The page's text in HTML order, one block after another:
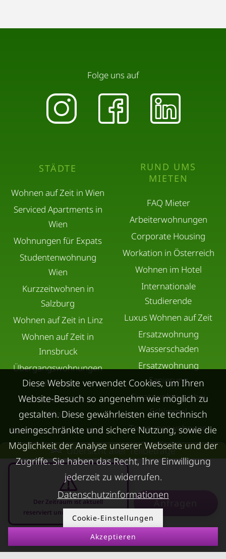
Übersicht aller Teilbeträge
Der Zeitraum ist aktuell
reserviert und nicht anfragbar
-
Anfragen
STÄDTE
Wohnen auf Zeit in Wien
Serviced Apartments in
Wien
Wohnungen für Expats
Studentenwohnung
Wien
Kurzzeitwohnen in
Salzburg
Wohnen auf Zeit in Linz
Wohnen auf Zeit in
Innsbruck
Übergangswohnungen
in Graz
Wohnen auf Zeit in
Villach
Wohnen auf Zeit in Wels
Kurzzeitmiete Klagenfurt
Wohnen auf Zeit
Dornbirn
Kurzzeitmiete
Deutschland
RUND UMS
MIETEN
FAQ Mieter
Arbeiterwohnungen
Corporate Housing
Workation in Österreich
Wohnen im Hotel
Internationale
Studierende
Luxus Wohnen auf Zeit
Ersatzwohnung
Wasserschaden
Ersatzwohnung
Sanierung
Ersatzwohnung bei
Schimmel
Trennungswohnung
Filmförderung
Österreich
RUND UMS
KONTAKT
Über Kurzzeitmiete
Folge uns auf
Diese Website verwendet Cookies, um Ihren
Website-Besuch so angenehm wie möglich zu
gestalten. Diese gewährleisten eine technisch
uneingeschränkte und sichere Nutzung, sowie die
Möglichkeit der Analyse unserer Webseite und der
Zugriffe. Sie haben das Recht, Ihre Einwilligung
jederzeit zu widerrufen.
Datenschutzinformationen
Cookie-Einstellungen
Akzeptieren